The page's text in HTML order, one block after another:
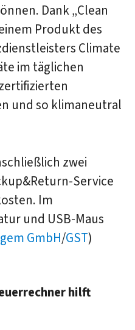
Dank „Clean
Produkt des
Climate
im täglichen
und so klimaneutral
zwei
Service
Im
und USB-Maus
GmbH/GST)
hilft